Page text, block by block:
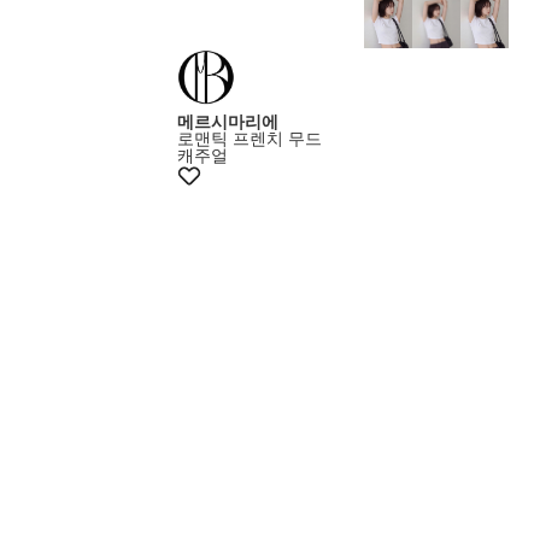
메르시마리에
로맨틱 프렌치 무드
캐주얼